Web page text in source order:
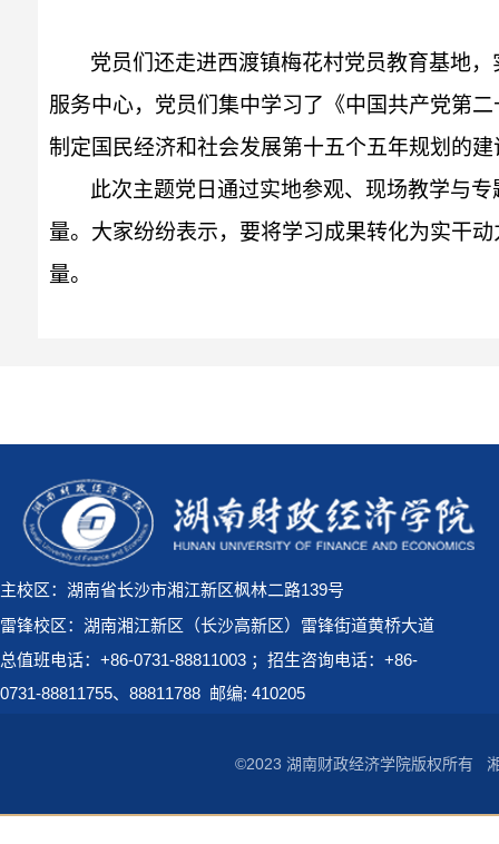
党员们还走进西渡镇梅花村党员教育基地
服务中心，党员们集中学习了《中国共产党第
制定国民经济和社会发展第十五个五年规划的
此次主题党日通过实地参观、现场教学与
量。大家纷纷表示，要将学习成果转化为实干
量。
主校区：湖南省长沙市湘江新区枫林二路139号
雷锋校区：湖南湘江新区（长沙高新区）雷锋街道黄桥大道
总值班电话：+86-0731-88811003 ；招生咨询电话：+86-
0731-88811755、88811788 邮编: 410205
©2023 湖南财政经济学院版权所有